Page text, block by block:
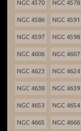
NGC 4570 NGC 4578
NGC 4586 NGC 4591
NGC 4597 NGC 4598
NGC 4606 NGC 4607
NGC 4623 NGC 4624
NGC 4638 NGC 4639
NGC 4653 NGC 4654
NGC 4665 NGC 4666